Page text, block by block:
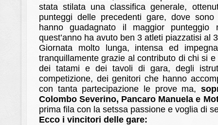
stata stilata una classifica generale,
punteggi delle precedenti gare, dove
hanno guadagnato il maggior
quest’anno ha avuto ben 3 atleti piazzatisi al
Giornata molto lunga, intensa ed
tranquillamente grazie al contributo di chi si
dei tatami e dei tavoli di gara, degli
competizione, dei genitori che hanno
con tanta partecipazione le prove ma,
Colombo Severino, Pancaro Manuela e
prima fila con la setssa passione e voglia di
Ecco i vincitori delle gare: